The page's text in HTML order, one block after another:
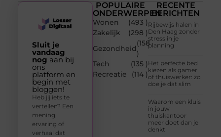
POPULAIRE
ONDERWERPEN
Wonen
(493 )
Zakelijk
(298 )
Gezondheid
(158
)
Tech
(135 )
Recreatie
(114 )
RECENTE
BERICHTEN
Rijbewijs halen in
Den Haag zonder
stress in je
planning
Het perfecte bed
kiezen als gamer
of thuiswerker: zo
doe je dat slim
Waarom een kluis
in jouw
thuiskantoor
meer doet dan je
denkt
Sluit je
vandaag
nog aan bij
ons
platform en
begin met
bloggen!
Heb jij iets te
vertellen? Een
mening,
ervaring of
verhaal dat